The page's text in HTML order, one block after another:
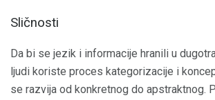
Sličnosti
Da bi se jezik i informacije hranili u
ljudi koriste proces kategorizacije i
se razvija od konkretnog do apstraktnog.